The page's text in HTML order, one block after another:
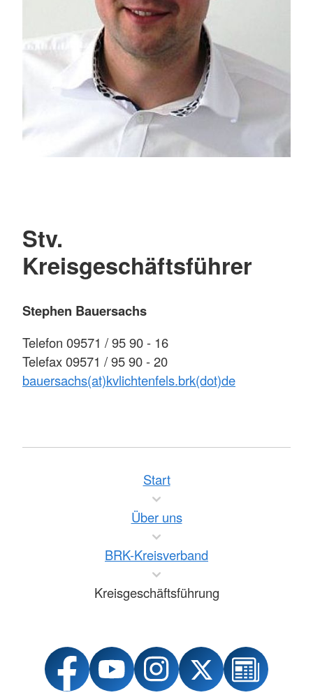
Stv.
Kreisgeschäftsführer
Stephen Bauersachs
Telefon 09571 / 95 90 - 16
Telefax 09571 / 95 90 - 20
bauersachs(at)kvlichtenfels.brk(dot)de
Start
Über uns
BRK-Kreisverband
Kreisgeschäftsführung